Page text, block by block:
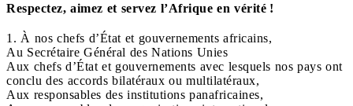
Respectez, aimez et servez l’Afrique en vérité !
1. À nos chefs d’État et gouvernements africains,
Au Secrétaire Général des Nations Unies
Aux chefs d’État et gouvernements avec lesquels nos pays ont
conclu des accords bilatéraux ou multilatéraux,
Aux responsables des institutions panafricaines,